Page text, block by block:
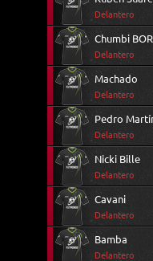
Delantero
Chumbi
Delantero
Machado
Delantero
Pedro
Delantero
Nicki Bille
Delantero
Cavani
Delantero
Bamba
Delantero